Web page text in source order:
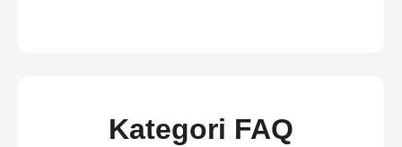
Kategori FAQ